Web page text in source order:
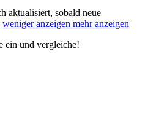
aktualisiert, sobald neue
weniger anzeigen mehr anzeigen
ein und vergleiche!